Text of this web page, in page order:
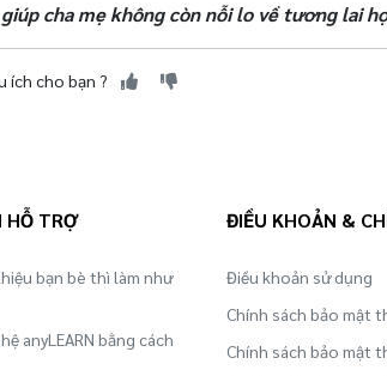
giúp cha mẹ không còn nỗi lo về tương lai
ích cho bạn ?
HỖ TRỢ
bạn bè thì làm như
anyLEARN bằng cách
ĐIỀU KHOẢN &
Điều khoản sử dụng
Chính sách bảo mật
Chính sách bảo mật